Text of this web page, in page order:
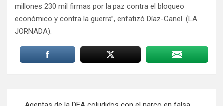
millones 230 mil firmas por la paz contra el bloqueo
económico y contra la guerra”, enfatizó Díaz-Canel. (LA
JORNADA).